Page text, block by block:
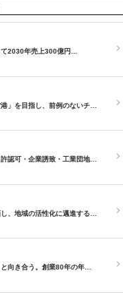
2030年売上300億円…
」を目指し、前例のないチ…
認可・企業誘致・工業団地…
、地域の活性化に邁進する…
向き合う。創業80年の年…